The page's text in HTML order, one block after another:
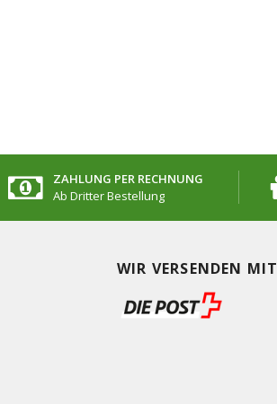
ZAHLUNG PER RECHNUNG
Ab Dritter Bestellung
WIR VERSENDEN MIT